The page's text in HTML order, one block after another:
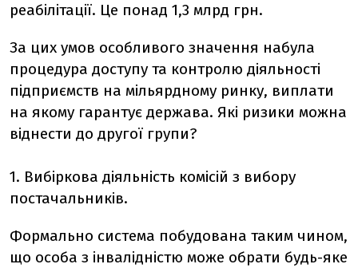
реабілітації. Це понад 1,3 млрд грн.
За цих умов особливого значення набула
процедура доступу та контролю діяльності
підприємств на мільярдному ринку, виплати
на якому гарантує держава. Які ризики можна
віднести до другої групи?
1. Вибіркова діяльність комісій з вибору
постачальників.
Формально система побудована таким чином,
що особа з інвалідністю може обрати будь-яке